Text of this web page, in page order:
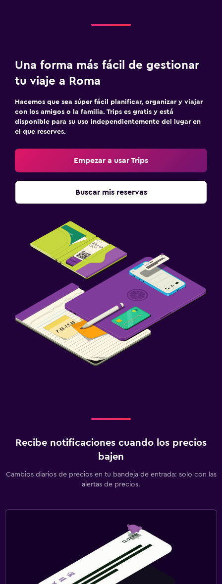
Una forma más fácil de gestionar
tu viaje a Roma
Hacemos que sea súper fácil planificar, organizar y viajar
con los amigos o la familia. Trips es gratis y está
disponible para su uso independientemente del lugar en
el que reserves.
Empezar a usar Trips
Buscar mis reservas
Recibe notificaciones cuando los precios
bajen
Cambios diarios de precios en tu bandeja de entrada: solo con las
alertas de precios.